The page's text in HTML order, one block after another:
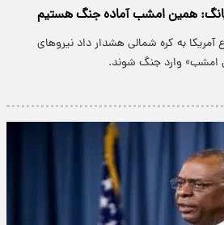
همین امشب آماده جنگ هستیم
آمریکا به کره شمالی هشدار داد نیروهای
امشب» وارد جنگ شوند.